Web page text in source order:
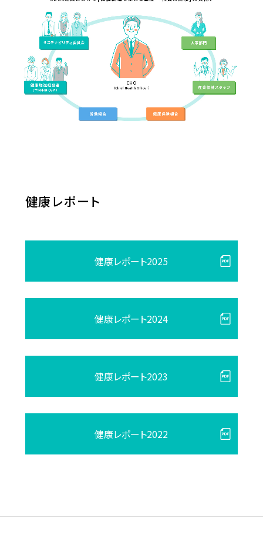
健康レポート
健康レポート2025
健康レポート2024
健康レポート2023
健康レポート2022